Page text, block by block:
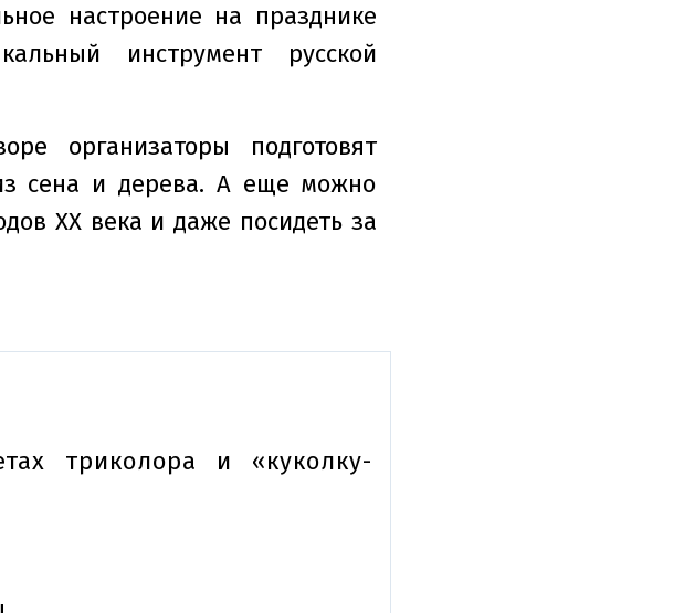
настроение на празднике
инструмент русской
организаторы подготовят
сена и дерева. А еще можно
XX века и даже посидеть за
триколора и «куколку-